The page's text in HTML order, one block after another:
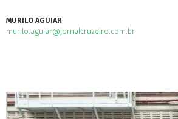
MURILO AGUIAR
murilo.aguiar@jornalcruzeiro.com.br